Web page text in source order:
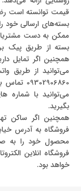
قیمت توانسته است
بسته‌های ارسالی خود
ممکن به دست
بسته از طریق پیک
همچنین اگر تمایل
بگیرید.
همچنین اگر ساکن
محصول خود را به
فروشگاه انلاین
خواهد بود.